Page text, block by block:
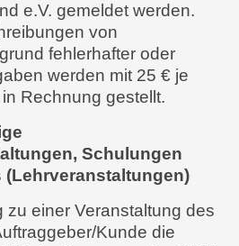
e.V. gemeldet werden.
von
fehlerhafter oder
werden mit 25 € je
Rechnung gestellt.
Schulungen
zu einer Veranstaltung des
Kunde die